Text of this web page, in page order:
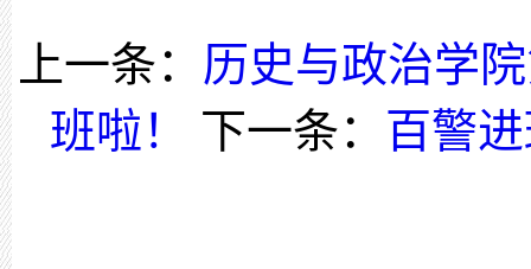
上一条： 历史与政治学
班啦！
下一条： 百警